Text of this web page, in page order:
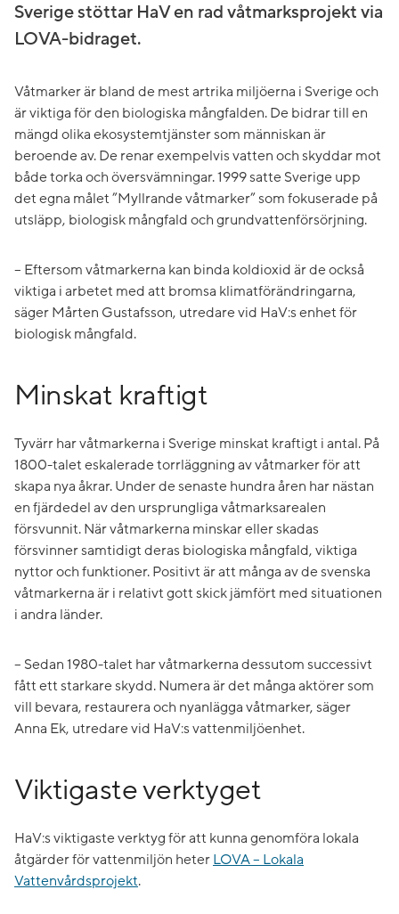
Sverige stöttar HaV en rad våtmarksprojekt via
LOVA-bidraget.
Våtmarker är bland de mest artrika miljöerna i Sverige och
är viktiga för den biologiska mångfalden. De bidrar till en
mängd olika ekosystemtjänster som människan är
beroende av. De renar exempelvis vatten och skyddar mot
både torka och översvämningar. 1999 satte Sverige upp
det egna målet ”Myllrande våtmarker” som fokuserade på
utsläpp, biologisk mångfald och grundvattenförsörjning.
– Eftersom våtmarkerna kan binda koldioxid är de också
viktiga i arbetet med att bromsa klimatförändringarna,
säger Mårten Gustafsson, utredare vid HaV:s enhet för
biologisk mångfald.
Minskat kraftigt
Tyvärr har våtmarkerna i Sverige minskat kraftigt i antal. På
1800-talet eskalerade torrläggning av våtmarker för att
skapa nya åkrar. Under de senaste hundra åren har nästan
en fjärdedel av den ursprungliga våtmarksarealen
försvunnit. När våtmarkerna minskar eller skadas
försvinner samtidigt deras biologiska mångfald, viktiga
nyttor och funktioner. Positivt är att många av de svenska
våtmarkerna är i relativt gott skick jämfört med situationen
i andra länder.
– Sedan 1980-talet har våtmarkerna dessutom successivt
fått ett starkare skydd. Numera är det många aktörer som
vill bevara, restaurera och nyanlägga våtmarker, säger
Anna Ek, utredare vid HaV:s vattenmiljöenhet.
Viktigaste verktyget
HaV:s viktigaste verktyg för att kunna genomföra lokala
åtgärder för vattenmiljön heter LOVA – Lokala
Vattenvårdsprojekt.